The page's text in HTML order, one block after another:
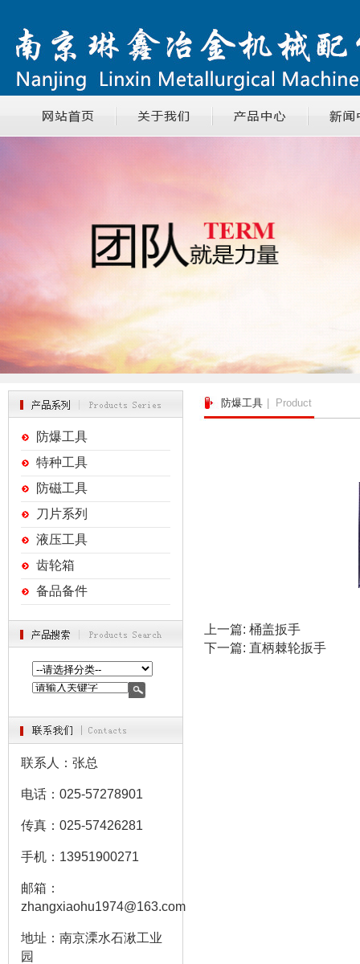
防爆工具
特种工具
防磁工具
刀片系列
液压工具
齿轮箱
备品备件
联系人：张总
电话：025-57278901
传真：025-57426281
手机：13951900271
邮箱：
zhangxiaohu1974@163.com
地址：南京溧水石湫工业
园
防爆工具 | Product
上一篇: 桶盖扳手
下一篇: 直柄棘轮扳手